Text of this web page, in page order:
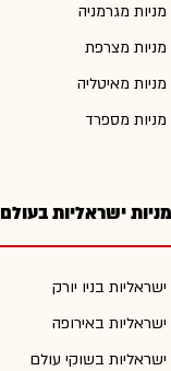
מניות מגרמניה
מניות מצרפת
מניות מאיטליה
מניות מספרד
מניות ישראליות בעולם
ישראליות בניו יורק
ישראליות באירופה
ישראליות בשוקי עולם